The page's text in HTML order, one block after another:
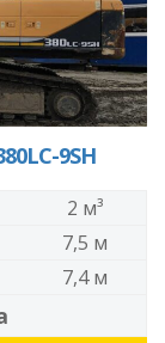
9SH
2 м³
7,5 м
7,4 м